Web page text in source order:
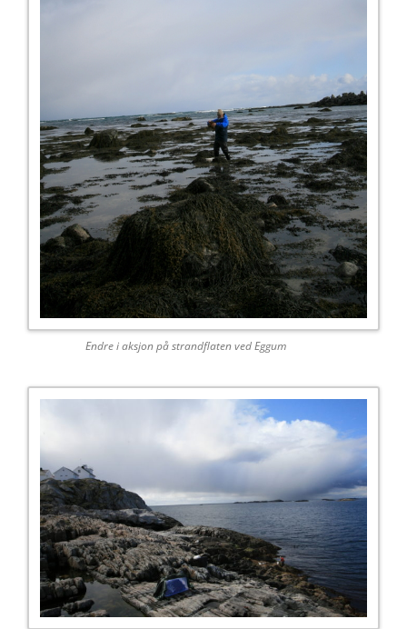
Endre i aksjon på strandflaten ved Eggum